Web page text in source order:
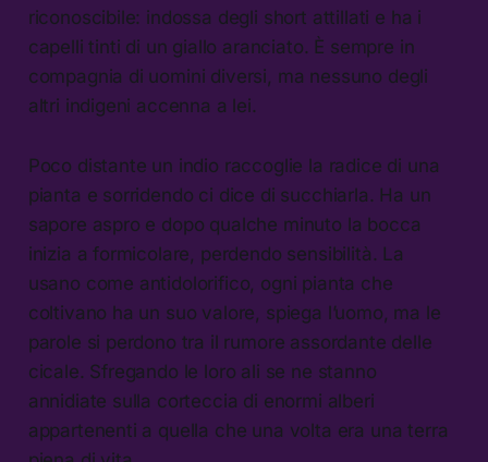
riconoscibile: indossa degli short attillati e ha i
capelli tinti di un giallo aranciato. È sempre in
compagnia di uomini diversi, ma nessuno degli
altri indigeni accenna a lei.
Poco distante un indio raccoglie la radice di una
pianta e sorridendo ci dice di succhiarla. Ha un
sapore aspro e dopo qualche minuto la bocca
inizia a formicolare, perdendo sensibilità. La
usano come antidolorifico, ogni pianta che
coltivano ha un suo valore, spiega l’uomo, ma le
parole si perdono tra il rumore assordante delle
cicale. Sfregando le loro ali se ne stanno
annidiate sulla corteccia di enormi alberi
appartenenti a quella che una volta era una terra